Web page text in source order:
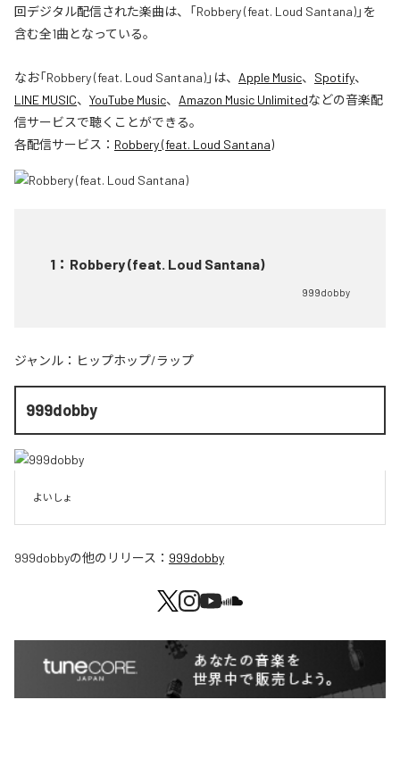
回デジタル配信された楽曲は、「Robbery (feat. Loud Santana)」を
含む全1曲となっている。
なお「Robbery (feat. Loud Santana)」は、 Apple Music、 Spotify、
LINE MUSIC、 YouTube Music、 Amazon Music Unlimitedなどの音楽配
信サービスで聴くことができる。
各配信サービス： Robbery (feat. Loud Santana)
1 ： Robbery (feat. Loud Santana)
999dobby
ジャンル： ヒップホップ/ラップ
999dobby
よいしょ
999dobbyの他のリリース： 999dobby